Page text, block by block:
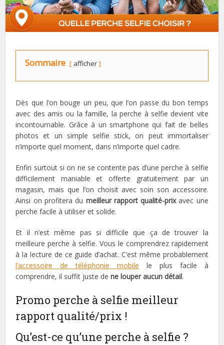
Sommaire afficher
Dès que l’on bouge un peu, que l’on passe du bon temps
avec des amis ou la famille, la perche à selfie devient vite
incontournable. Grâce à un smartphone qui fait de belles
photos et un simple selfie stick, on peut immortaliser
n’importe quel moment, dans n’importe quel cadre.
Enfin surtout si on ne se contente pas d’une perche à selfie
difficilement maniable et offerte gratuitement par un
magasin, mais que l’on choisit avec soin son accessoire.
Ainsi on profitera du meilleur rapport qualité-prixavec une
perche facile à utiliser et solide.
Et il n’est même pas si difficile que ça de trouver la
meilleure perche à selfie. Vous le comprendrez rapidement
à la lecture de ce guide d’achat. C’est même probablement
l’accessoire de téléphonie mobile le plus facile à
comprendre, il suffit juste dene louper aucun détail.
Promo perche à selfie meilleur
rapport qualité/prix !
Qu’est-ce qu’une perche à selfie ?